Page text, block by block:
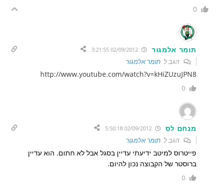
0
תומר אלמגור 02/09/2012 3:21:55
הגב לתומר אלמגור
http://www.youtube.com/watch?v=kHiZUzuJPN8
0
מנחם לס 02/09/2012 5:50:18
הגב לתומר אלמגור
פייטרוס למיטב ידיעתי עדיין בסגל אבל לא חתום. הוא עדיין
ברוסטר של הקבוצה נכון להיום.
0